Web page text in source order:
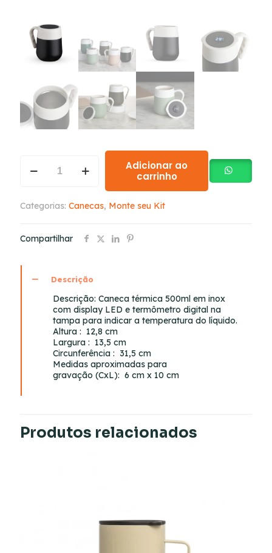
Adicionar ao
carrinho
Categorias: Canecas, Monte seu Kit
Compartilhar
Descrição
Descrição:Caneca térmica 500ml em inox
com display LED e termômetro digital na
tampa para indicar a temperatura do líquido.
Altura : 12,8 cm
Largura : 13,5 cm
Circunferência : 31,5 cm
Medidas aproximadas para
gravação (CxL): 6 cm x 10 cm
Produtos relacionados